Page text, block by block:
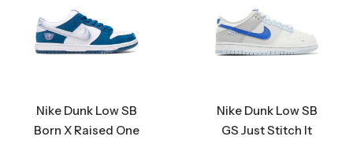
Nike Dunk Low SB
Born X Raised One
Nike Dunk Low SB
GS Just Stitch It